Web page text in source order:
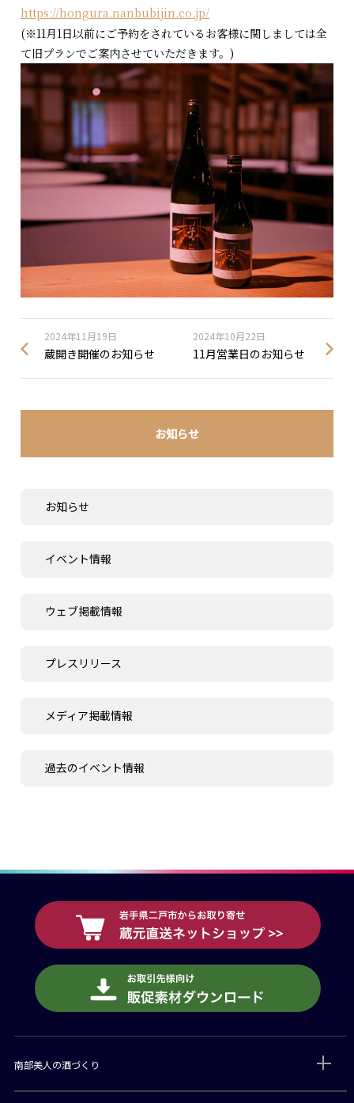
お知らせ
お知らせ
イベント情報
ウェブ掲載情報
プレスリリース
メディア掲載情報
過去のイベント情報
https://hongura.nanbubijin.co.jp/
(※11月1日以前にご予約をされているお客様に関しましては全
て旧プランでご案内させていただきます。)
2024年11月19日
蔵開き開催のお知らせ
2024年10月22日
11月営業日のお知らせ
南部美人の酒づくり